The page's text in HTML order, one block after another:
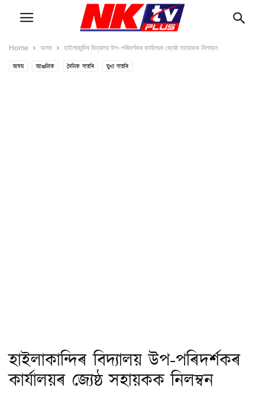
Home অসম হাইলাকান্দিৰ বিদ্যালয় উপ-পৰিদৰ্শকৰ কাৰ্যালয়ৰ জ্যেষ্ঠ সহায়কক নিলম্বন
অসম আঞ্চলিক দৈনিক বাতৰি মুখ্য বাতৰি
হাইলাকান্দিৰ বিদ্যালয় উপ-পৰিদৰ্শকৰ
কাৰ্যালয়ৰ জ্যেষ্ঠ সহায়কক নিলম্বন